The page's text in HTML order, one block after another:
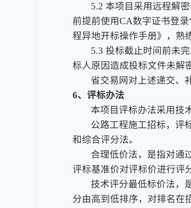
5.2 本项目采用远程解
前提前使用CA数字证书登
程异地开标操作手册》，熟
5.3 投标截止时间前未
标人原因造成投标文件未解
省交易网对上述递交、
6、评标办法
本项目评标办法采用技
公路工程施工招标，评
和综合评分法。
合理低价法，是指对通
评标基准价对评标价进行评
技术评分最低标价法，
分由高到低排序，对排名在